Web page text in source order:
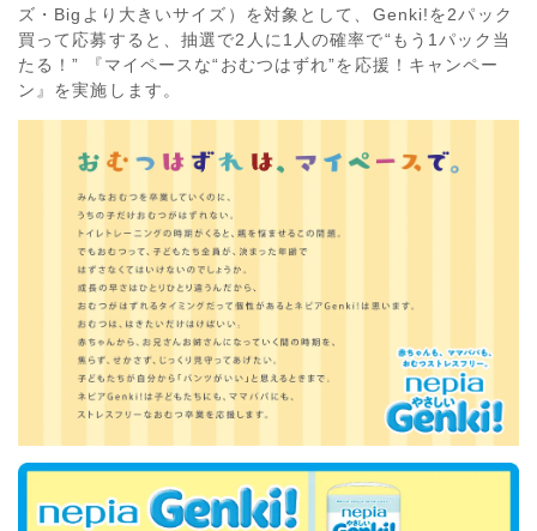
ズ・Bigより大きいサイズ）を対象として、Genki!を2パック
買って応募すると、抽選で2人に1人の確率で“もう1パック当
たる！” 『マイペースな“おむつはずれ”を応援！キャンペー
ン』を実施します。